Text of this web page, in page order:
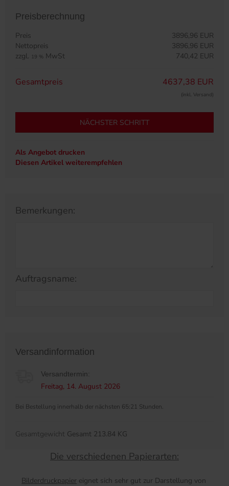
Preisberechnung
Preis
3896,96 EUR
Nettopreis
3896,96 EUR
zzgl. 19 % MwSt 740,42 EUR
Gesamtpreis 4637,38 EUR
(inkl. Versand)
NÄCHSTER SCHRITT
Als Angebot drucken
Diesen Artikel weiterempfehlen
Bemerkungen:
Auftragsname:
Versandinformation
Versandtermin:
Freitag, 14. August 2026
Bei Bestellung innerhalb der nächsten 65:21 Stunden.
Gesamtgewicht Gesamt 213.84 KG
Die verschiedenen Papierarten:
Bilderdruckpapier eignet sich sehr gut zur Darstellung von